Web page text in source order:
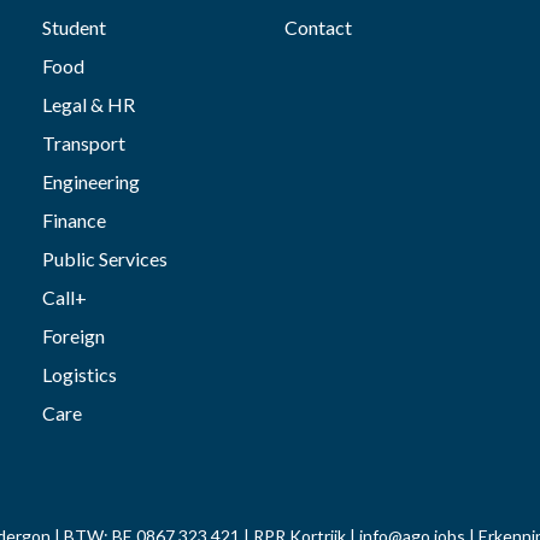
Student
Food
Legal & HR
Transport
Engineering
Finance
Public Services
Call+
Foreign
Logistics
Care
Contact
| BTW: BE 0867.323.421 | RPR Kortrijk | info@ago.jobs |